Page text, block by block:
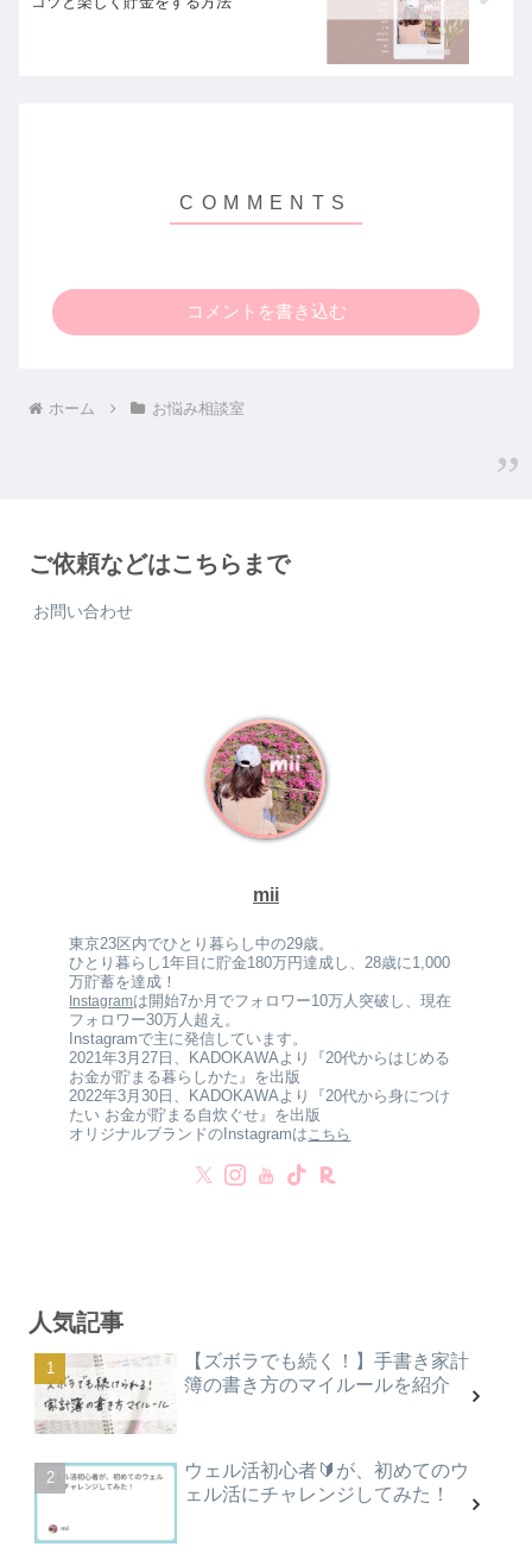
コメントを書き込む
ホーム お悩み相談室
ご依頼などはこちらまで
お問い合わせ
mii
東京23区内でひとり暮らし中の29歳。
ひとり暮らし1年目に貯金180万円達成し、28歳に1,000
万貯蓄を達成！
Instagramは開始7か月でフォロワー10万人突破し、現在
フォロワー30万人超え。
Instagramで主に発信しています。
2021年3月27日、KADOKAWAより『20代からはじめる
お金が貯まる暮らしかた』を出版
2022年3月30日、KADOKAWAより『20代から身につけ
たい お金が貯まる自炊ぐせ』を出版
オリジナルブランドのInstagramは こちら
人気記事
【ズボラでも続く！】手書き家計
簿の書き方のマイルールを紹介
ウェル活初心者🔰が、初めてのウ
ェル活にチャレンジしてみた！